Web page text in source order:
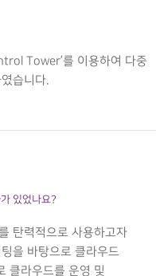
Tower’를 이용하여 다중
습니다.
있었나요?
탄력적으로 사용하고자
을 바탕으로 클라우드
클라우드를 운영 및